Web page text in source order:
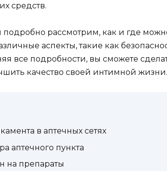
средств.
рассмотрим, как и где
аспекты, такие как
все подробности, вы сможете
качество своей интимной жизни.
в аптечных сетях
аптечного пункта
на препараты